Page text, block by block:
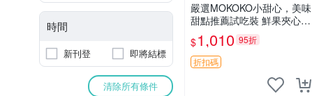
時間
新刊登 即將結標
清除所有條件
嚴選MOKOKO小甜心，美味
甜點推薦試吃裝 鮮果夾心糖
果，甜蜜滋味享不停 薄荷草
莓 奶油心 60粒 mini小甜心
糖果，水果味夾心零食裝 心
形糖果 60
$1,010 95折
折扣碼